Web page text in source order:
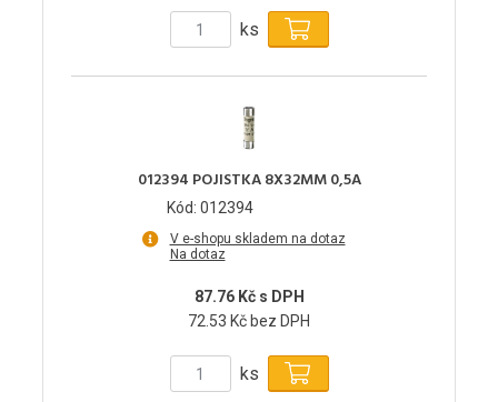
ks
012394 POJISTKA 8X32MM 0,5A
Kód: 012394
V e-shopu skladem na dotaz
Na dotaz
87.76 Kč s DPH
72.53 Kč bez DPH
ks